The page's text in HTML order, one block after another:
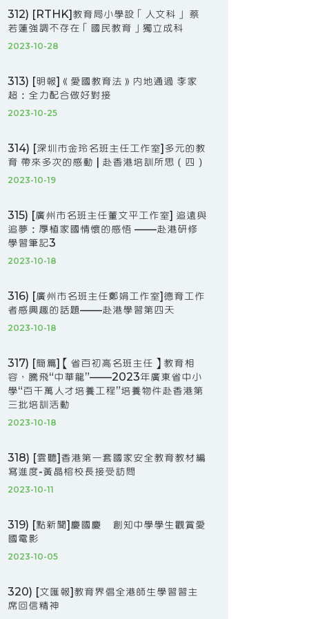
312) [RTHK]教育局小學設「人文科」 蔡
若蓮強調不存在「國民教育」獨立成科
2023-10-28
313) [明報]《愛國教育法》內地通過 李家
超：全力配合做好對接
2023-10-25
314) [深圳市金玲名班主任工作室]多元的教
育 帶來多次的感動 | 赴香港培訓所思（四）
2023-10-19
315) [廣州市名班主任董文平工作室] 追遠與
追夢：厚植家國情懷的感悟 ——赴港研修
學習筆記3
2023-10-18
316) [廣州市名班主任鄭娟工作室]德育工作
者感興趣的話題——赴港學習第四天
2023-10-18
317) [簡篇]【省百初高名班主任】教育相
容，騰飛“中華龍”——2023年廣東省中小
學“百千萬人才培養工程”培養物件赴香港第
三批培訓活動
2023-10-18
318) [雲聽]香港第一套國家安全教育教材編
寫進度-黃晶榕校長接受訪問
2023-10-11
319) [點新聞]慶國慶 創知中學學生觀賞愛
國電影
2023-10-05
320) [文匯報]教育界倡全港師生學習習主
席回信精神